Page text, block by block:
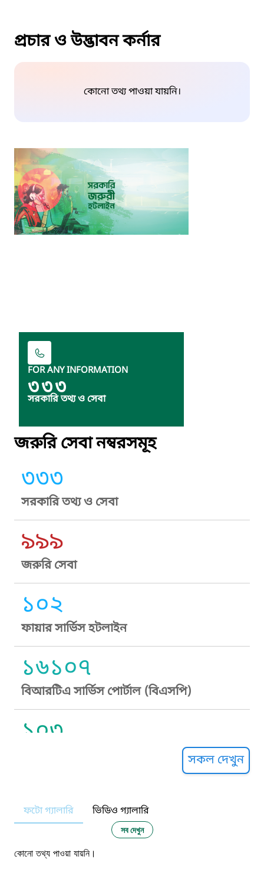
প্রচার ও উদ্ভাবন কর্নার
কোনো তথ্য পাওয়া যায়নি।
FOR ANY INFORMATION
৩৩৩
সরকারি তথ্য ও সেবা
জরুরি সেবা নম্বরসমূহ
৩৩৩
সরকারি তথ্য ও সেবা
৯৯৯
জরুরি সেবা
১০২
ফায়ার সার্ভিস হটলাইন
১৬১০৭
বিআরটিএ সার্ভিস পোর্টাল (বিএসপি)
১০৩
নারী ও শিশু নির্যাতন প্রতিরোধ
১০৬
সকল দেখুন
ফটো গ্যালারি ভিডিও গ্যালারি
সব দেখুন
কোনো তথ্য পাওয়া যায়নি।